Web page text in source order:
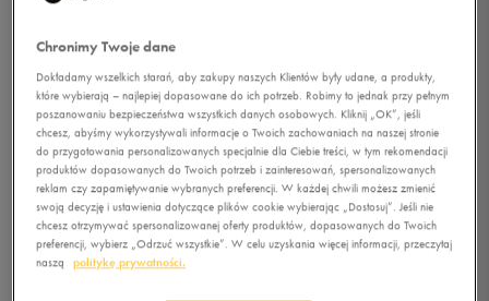
Chronimy Twoje dane
Dokładamy wszelkich starań, aby zakupy naszych Klientów były udane, a produkty,
które wybierają – najlepiej dopasowane do ich potrzeb. Robimy to jednak przy pełnym
poszanowaniu bezpieczeństwa wszystkich danych osobowych. Kliknij „OK”, jeśli
chcesz, abyśmy wykorzystywali informacje o Twoich zachowaniach na naszej stronie
do przygotowania personalizowanych specjalnie dla Ciebie treści, w tym rekomendacji
produktów dopasowanych do Twoich potrzeb i zainteresowań, spersonalizowanych
reklam czy zapamiętywanie wybranych preferencji. W każdej chwili możesz zmienić
swoją decyzję i ustawienia dotyczące plików cookie wybierając „Dostosuj”. Jeśli nie
chcesz otrzymywać spersonalizowanej oferty produktów, dopasowanych do Twoich
preferencji, wybierz „Odrzuć wszystkie”. W celu uzyskania więcej informacji, przeczytaj
naszą
politykę prywatności.